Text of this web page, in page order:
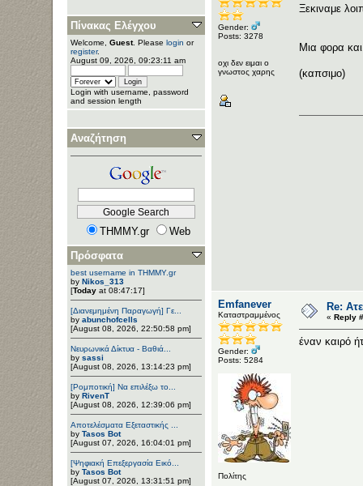
Πίνακας Ελέγχου
Welcome, Guest. Please login or
register.
August 09, 2026, 09:23:11 am
Login with username, password
and session length
Αναζήτηση
THMMY.gr
Web
Πρόσφατα
best username in THMMY.gr
by Nikos_313
[Today at 08:47:17]
[Διανεμημένη Παραγωγή] Γε...
by abunchofcells
[August 08, 2026, 22:50:58 pm]
Νευρωνικά Δίκτυα - Βαθιά...
by sassi
[August 08, 2026, 13:14:23 pm]
[Ρομποτική] Να επιλέξω το...
by RivenT
[August 08, 2026, 12:39:06 pm]
Αποτελέσματα Εξεταστικής ...
by Tasos Bot
[August 07, 2026, 16:04:01 pm]
[Ψηφιακή Επεξεργασία Εικό...
by Tasos Bot
[August 07, 2026, 13:31:51 pm]
Gender:
Posts: 3278
οχι δεν ειμαι ο
γνωστος χαρης
Ξεκιναμε
Μια φορα
(καπσιμο)
Emfanever
Καταστραμμένος
Gender:
Posts: 5284
Πολίτης
Re:
« Reply
έναν καιρό